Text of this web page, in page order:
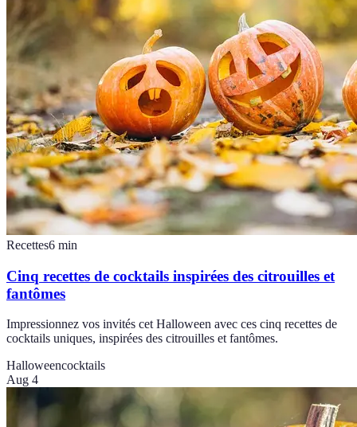
Recettes6 min
Cinq recettes de cocktails inspirées des citrouilles et
fantômes
Impressionnez vos invités cet Halloween avec ces cinq recettes de
cocktails uniques, inspirées des citrouilles et fantômes.
Halloweencocktails
Aug 4